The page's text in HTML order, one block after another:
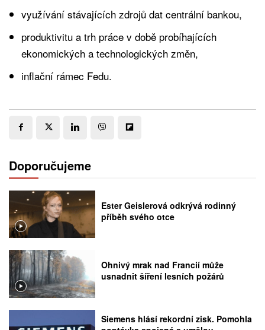
využívání stávajících zdrojů dat centrální bankou,
produktivitu a trh práce v době probíhajících
ekonomických a technologických změn,
inflační rámec Fedu.
Doporučujeme
Ester Geislerová odkrývá rodinný
příběh svého otce
Ohnivý mrak nad Francií může
usnadnit šíření lesních požárů
Siemens hlásí rekordní zisk. Pomohla